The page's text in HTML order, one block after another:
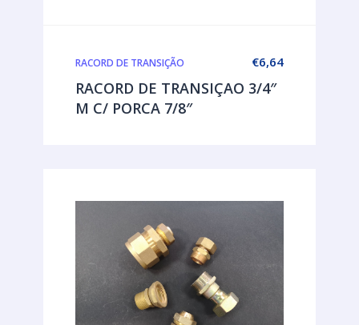
€6,64
RACORD DE TRANSIÇÃO
RACORD DE TRANSIÇAO 3/4″
M C/ PORCA 7/8″